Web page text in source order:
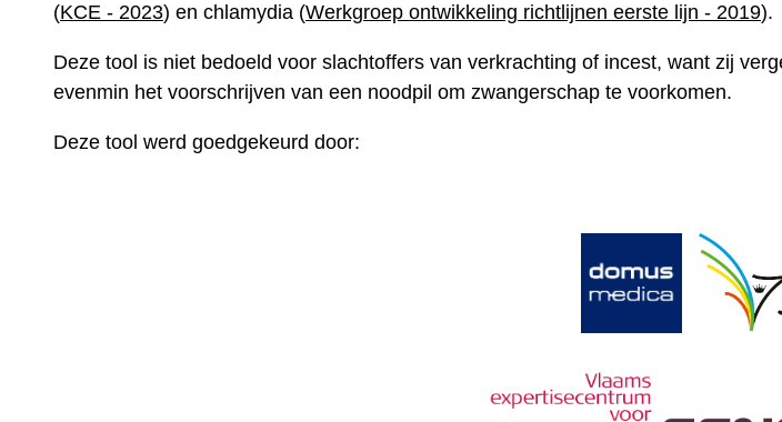
(KCE - 2023) en chlamydia (Werkgroep ontwikkeling richtlijnen eerste lijn - 2019).
Deze tool is niet bedoeld voor slachtoffers van verkrachting of incest, want zij
evenmin het voorschrijven van een noodpil om zwangerschap te voorkomen.
Deze tool werd goedgekeurd door: